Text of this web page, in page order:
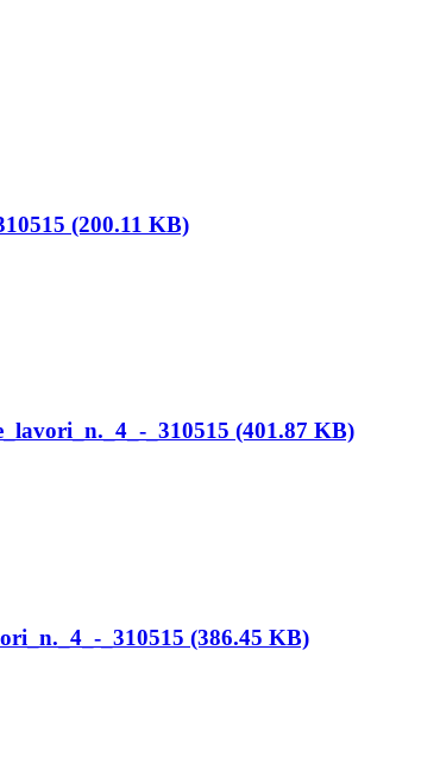
(200.11 KB)
_310515 (401.87 KB)
_310515 (386.45 KB)